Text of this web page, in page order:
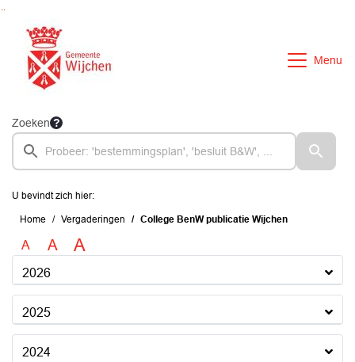
Ga naar de inhoud van deze pagina
Ga naar het zoeken
Ga naar het menu
Menu
Zoeken
U bevindt zich hier:
Home Vergaderingen College BenW publicatie Wijchen
A A A
2026
2025
2024